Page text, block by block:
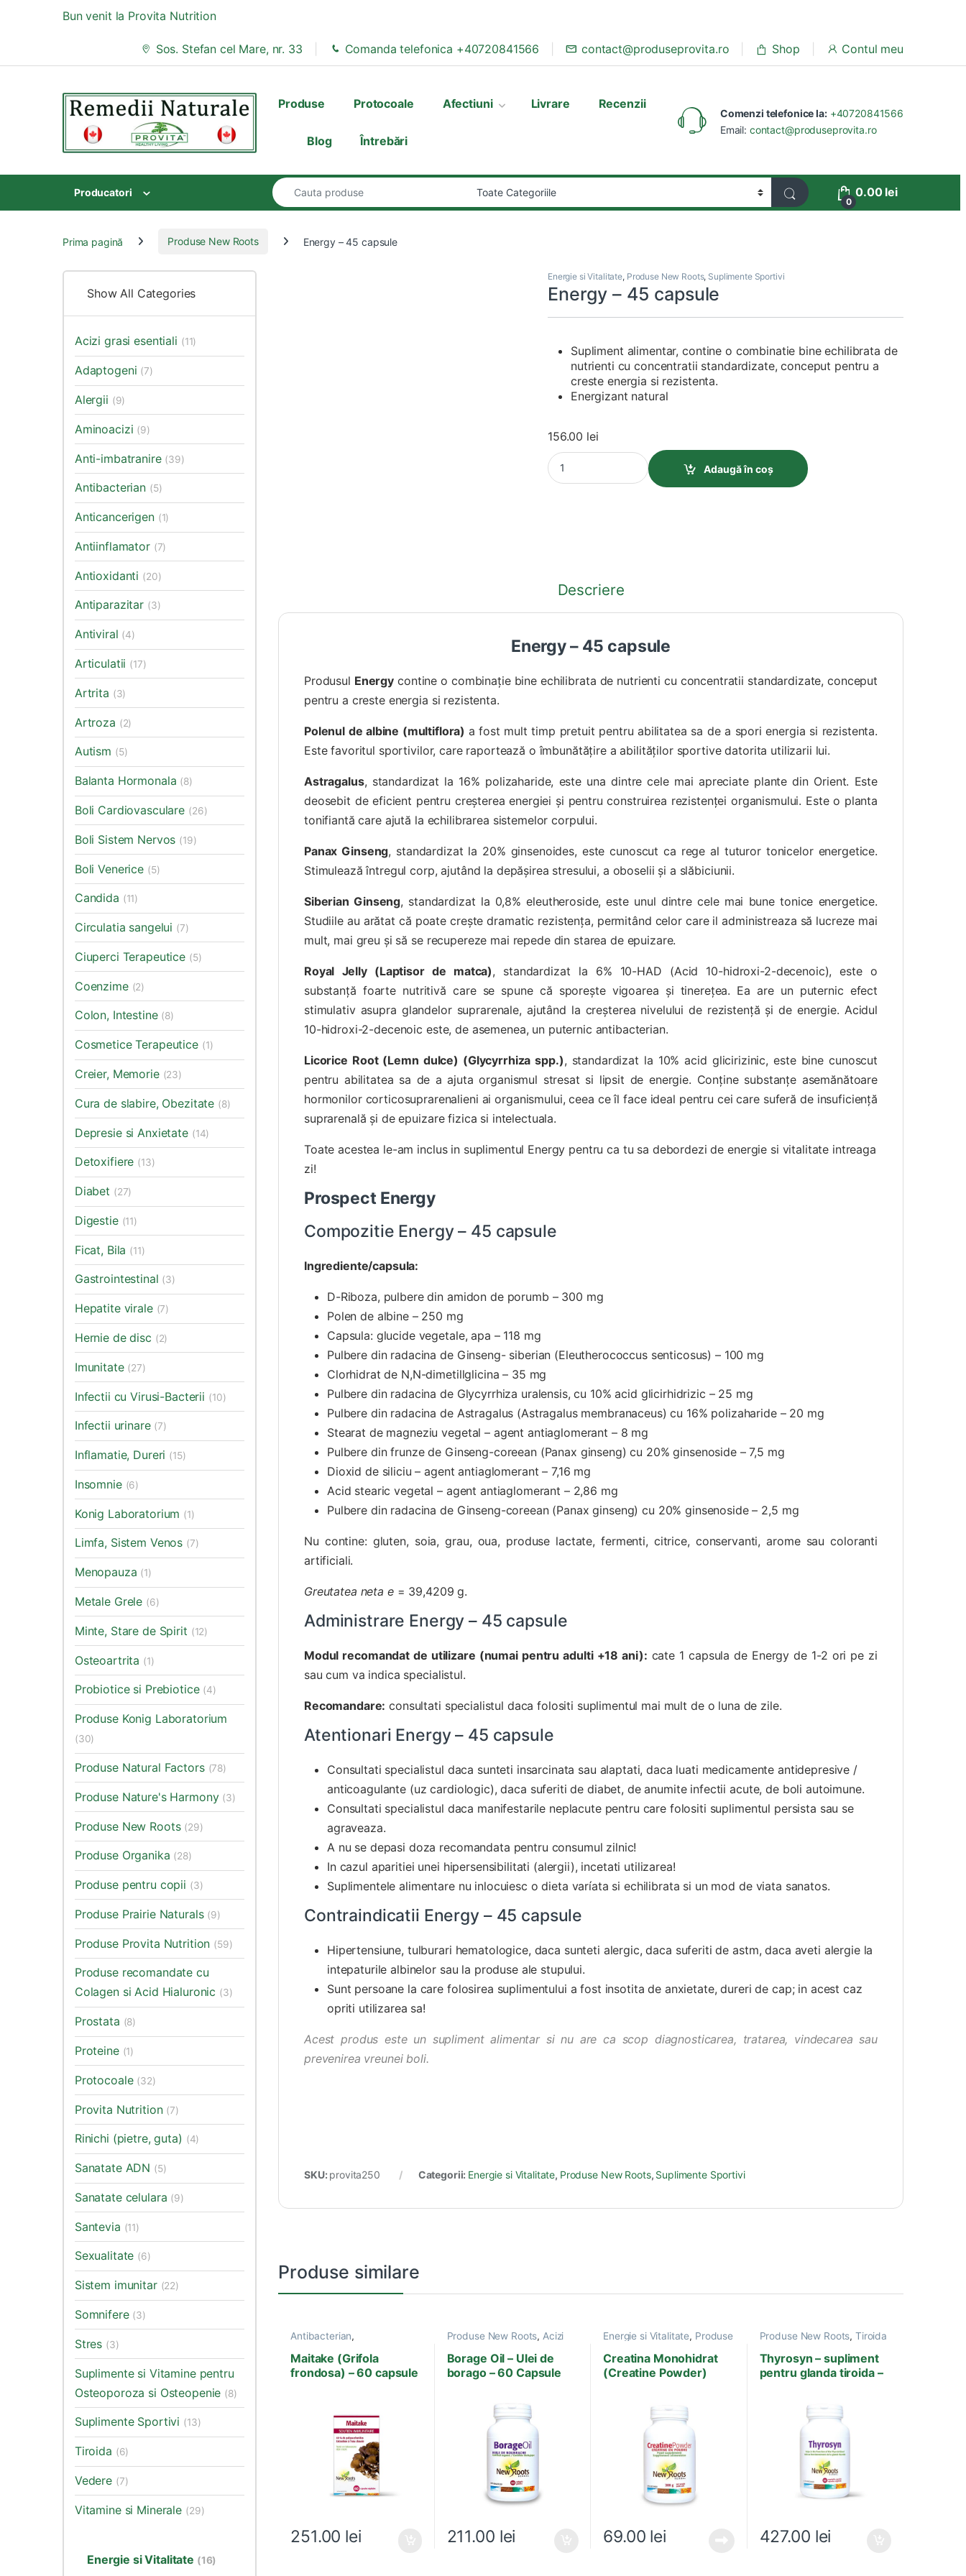
Bun venit la Provita Nutrition
Sos. Stefan cel Mare, nr. 33 Comanda telefonica +40720841566 contact@produseprovita.ro Shop Contul meu
Produse Protocoale Afectiuni Livrare Recenzii
Blog Întrebări
Comenzi telefonice la: +40720841566
Email: contact@produseprovita.ro
Producatori
Search for:
0
0.00 lei
Prima pagină Produse New Roots Energy – 45 capsule
Energie si Vitalitate, Produse New Roots, Suplimente Sportivi
Energy – 45 capsule
Supliment alimentar, contine o combinatie bine echilibrata de
nutrienti cu concentratii standardizate, conceput pentru a
creste energia si rezistenta.
Energizant natural
156.00 lei
Energy – 45 capsule quantity
Adaugă în coș
Descriere
Energy – 45 capsule
Produsul Energy contine o combinație bine echilibrata de nutrienti cu concentratii standardizate, conceput
pentru a creste energia si rezistenta.
Polenul de albine (multiflora) a fost mult timp pretuit pentru abilitatea sa de a spori energia si rezistenta.
Este favoritul sportivilor, care raportează o îmbunătățire a abilităților sportive datorita utilizarii lui.
Astragalus, standardizat la 16% polizaharide, este una dintre cele mai apreciate plante din Orient. Este
deosebit de eficient pentru creșterea energiei și pentru construirea rezistenței organismului. Este o planta
tonifiantă care ajută la echilibrarea sistemelor corpului.
Panax Ginseng, standardizat la 20% ginsenoides, este cunoscut ca rege al tuturor tonicelor energetice.
Stimulează întregul corp, ajutând la depășirea stresului, a oboselii și a slăbiciunii.
Siberian Ginseng, standardizat la 0,8% eleutheroside, este unul dintre cele mai bune tonice energetice.
Studiile au arătat că poate crește dramatic rezistența, permitând celor care il administreaza să lucreze mai
mult, mai greu și să se recupereze mai repede din starea de epuizare.
Royal Jelly (Laptisor de matca), standardizat la 6% 10-HAD (Acid 10-hidroxi-2-decenoic), este o
substanță foarte nutritivă care se spune că sporește vigoarea și tinerețea. Ea are un puternic efect
stimulativ asupra glandelor suprarenale, ajutând la creșterea nivelului de rezistență și de energie. Acidul
10-hidroxi-2-decenoic este, de asemenea, un puternic antibacterian.
Licorice Root (Lemn dulce) (Glycyrrhiza spp.), standardizat la 10% acid glicirizinic, este bine cunoscut
pentru abilitatea sa de a ajuta organismul stresat si lipsit de energie. Conține substanțe asemănătoare
hormonilor corticosuprarenalieni ai organismului, ceea ce îl face ideal pentru cei care suferă de insuficiență
suprarenală și de epuizare fizica si intelectuala.
Toate acestea le-am inclus in suplimentul Energy pentru ca tu sa debordezi de energie si vitalitate intreaga
zi!
Prospect Energy
Compozitie Energy – 45 capsule
Ingrediente/capsula:
D-Riboza, pulbere din amidon de porumb – 300 mg
Polen de albine – 250 mg
Capsula: glucide vegetale, apa – 118 mg
Pulbere din radacina de Ginseng- siberian (Eleutherococcus senticosus) – 100 mg
Clorhidrat de N,N-dimetillglicina – 35 mg
Pulbere din radacina de Glycyrrhiza uralensis, cu 10% acid glicirhidrizic – 25 mg
Pulbere din radacina de Astragalus (Astragalus membranaceus) cu 16% polizaharide – 20 mg
Stearat de magneziu vegetal – agent antiaglomerant – 8 mg
Pulbere din frunze de Ginseng-coreean (Panax ginseng) cu 20% ginsenoside – 7,5 mg
Dioxid de siliciu – agent antiaglomerant – 7,16 mg
Acid stearic vegetal – agent antiaglomerant – 2,86 mg
Pulbere din radacina de Ginseng-coreean (Panax ginseng) cu 20% ginsenoside – 2,5 mg
Nu contine: gluten, soia, grau, oua, produse lactate, fermenti, citrice, conservanti, arome sau coloranti
artificiali.
Greutatea neta e= 39,4209 g.
Administrare Energy – 45 capsule
Modul recomandat de utilizare (numai pentru adulti +18 ani): cate 1 capsula de Energy de 1-2 ori pe zi
sau cum va indica specialistul.
Recomandare: consultati specialistul daca folositi suplimentul mai mult de o luna de zile.
Atentionari Energy – 45 capsule
Consultati specialistul daca sunteti insarcinata sau alaptati, daca luati medicamente antidepresive /
anticoagulante (uz cardiologic), daca suferiti de diabet, de anumite infectii acute, de boli autoimune.
Consultati specialistul daca manifestarile neplacute pentru care folositi suplimentul persista sau se
agraveaza.
A nu se depasi doza recomandata pentru consumul zilnic!
In cazul aparitiei unei hipersensibilitati (alergii), incetati utilizarea!
Suplimentele alimentare nu inlocuiesc o dieta varíata si echilibrata si un mod de viata sanatos.
Contraindicatii Energy – 45 capsule
Hipertensiune, tulburari hematologice, daca sunteti alergic, daca suferiti de astm, daca aveti alergie la
intepaturile albinelor sau la produse ale stupului.
Sunt persoane la care folosirea suplimentului a fost insotita de anxietate, dureri de cap; in acest caz
opriti utilizarea sa!
Acest produs este un supliment alimentar si nu are ca scop diagnosticarea, tratarea, vindecarea sau
prevenirea vreunei boli.
SKU: provita250 Categorii: Energie si Vitalitate, Produse New Roots, Suplimente Sportivi
Produse similare
Antibacterian,
Cardiovasculare,Ciuperci
Terapeutice,Depresie si
Anxietate,Infectii cu Virusi-
Maitake (Grifola
frondosa) – 60 capsule
251.00 lei
Produse New Roots, Acizi
Borage Oil – Ulei de
borago – 60 Capsule
211.00 lei
Energie si Vitalitate, Produse
Sportivi
Creatina Monohidrat
(Creatine Powder)
69.00 lei
Produse New Roots, Tiroida
Thyrosyn – supliment
pentru glanda tiroida –
427.00 lei
Show All Categories
Acizi grasi esentiali (11)
Adaptogeni (7)
Alergii (9)
Aminoacizi (9)
Anti-imbatranire (39)
Antibacterian (5)
Anticancerigen (1)
Antiinflamator (7)
Antioxidanti (20)
Antiparazitar (3)
Antiviral (4)
Articulatii (17)
Artrita (3)
Artroza (2)
Autism (5)
Balanta Hormonala (8)
Boli Cardiovasculare (26)
Boli Sistem Nervos (19)
Boli Venerice (5)
Candida (11)
Circulatia sangelui (7)
Ciuperci Terapeutice (5)
Coenzime (2)
Colon, Intestine (8)
Cosmetice Terapeutice (1)
Creier, Memorie (23)
Cura de slabire, Obezitate (8)
Depresie si Anxietate (14)
Detoxifiere (13)
Diabet (27)
Digestie (11)
Ficat, Bila (11)
Gastrointestinal (3)
Hepatite virale (7)
Hernie de disc (2)
Imunitate (27)
Infectii cu Virusi-Bacterii (10)
Infectii urinare (7)
Inflamatie, Dureri (15)
Insomnie (6)
Konig Laboratorium (1)
Limfa, Sistem Venos (7)
Menopauza (1)
Metale Grele (6)
Minte, Stare de Spirit (12)
Osteoartrita (1)
Probiotice si Prebiotice (4)
Produse Konig Laboratorium
(30)
Produse Natural Factors (78)
Produse Nature's Harmony (3)
Produse New Roots (29)
Produse Organika (28)
Produse pentru copii (3)
Produse Prairie Naturals (9)
Produse Provita Nutrition (59)
Produse recomandate cu
Colagen si Acid Hialuronic (3)
Prostata (8)
Proteine (1)
Protocoale (32)
Provita Nutrition (7)
Rinichi (pietre, guta) (4)
Sanatate ADN (5)
Sanatate celulara (9)
Santevia (11)
Sexualitate (6)
Sistem imunitar (22)
Somnifere (3)
Stres (3)
Suplimente si Vitamine pentru
Osteoporoza si Osteopenie (8)
Suplimente Sportivi (13)
Tiroida (6)
Vedere (7)
Vitamine si Minerale (29)
Energie si Vitalitate (16)